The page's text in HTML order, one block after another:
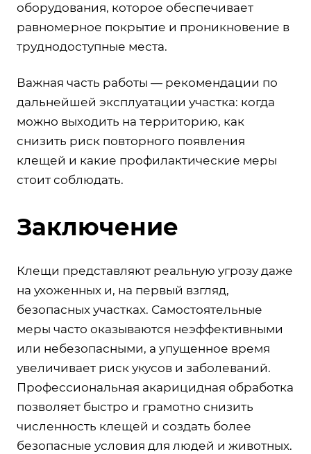
оборудования, которое обеспечивает
равномерное покрытие и проникновение в
труднодоступные места.
Важная часть работы — рекомендации по
дальнейшей эксплуатации участка: когда
можно выходить на территорию, как
снизить риск повторного появления
клещей и какие профилактические меры
стоит соблюдать.
Заключение
Клещи представляют реальную угрозу даже
на ухоженных и, на первый взгляд,
безопасных участках. Самостоятельные
меры часто оказываются неэффективными
или небезопасными, а упущенное время
увеличивает риск укусов и заболеваний.
Профессиональная акарицидная обработка
позволяет быстро и грамотно снизить
численность клещей и создать более
безопасные условия для людей и животных.